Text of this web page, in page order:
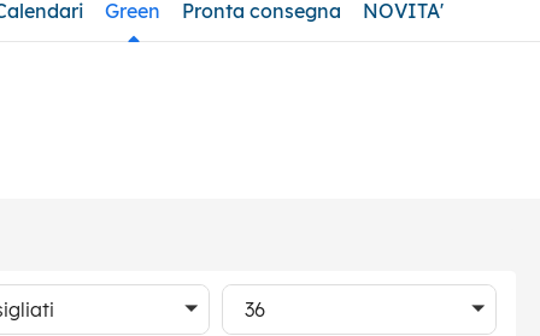
Green Pronta consegna NOVITA'
36